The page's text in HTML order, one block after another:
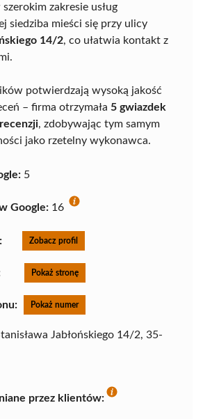
zakresie usług
siedziba mieści się przy ulicy
14/2, co ułatwia kontakt z
potwierdzają wysoką jakość
– firma otrzymała 5 gwiazdek
, zdobywając tym samym
jako rzetelny wykonawca.
5
Google: 16
Zobacz profil
Pokaż stronę
Pokaż numer
Jabłońskiego 14/2, 35-
przez klientów: